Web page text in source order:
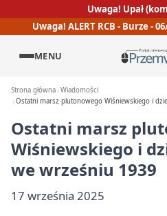
Uwaga! Upał
Uwaga! ALERT RCB - Burze -
MENU
Strona główna Wiadomości
Ostatni marsz plutonowego Wiśniewskiego i
Ostatni marsz
Wiśniewskiego i
we wrześniu 1939
17 września 2025